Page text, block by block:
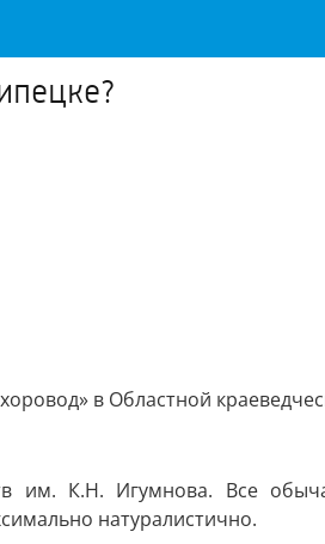
в Областной
им. К.Н. Игумнова. Все
натуралистично.